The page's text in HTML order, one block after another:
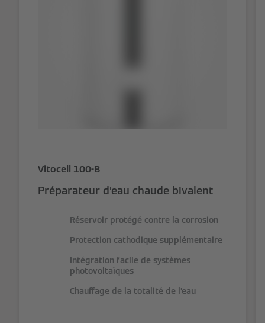
Vitocell 100-B
Préparateur d’eau chaude bivalent
Réservoir protégé contre la corrosion
Protection cathodique supplémentaire
Intégration facile de systèmes
photovoltaïques
Chauffage de la totalité de l’eau